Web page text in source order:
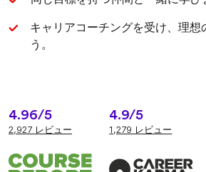
キャリアコーチングを受け、理想
う。
4.96/5
2,927 レビュー
4.9/5
1,279 レビュー